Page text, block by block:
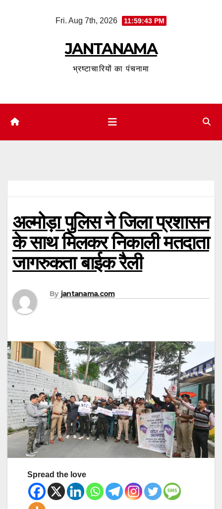
Fri. Aug 7th, 2026 11:59:43 PM
JANTANAMA
भ्रष्टाचारियों का पंचनामा
अल्मोड़ा पुलिस ने जिला प्रशासन
के साथ मिलकर निकाली मतदाता
जागरुकता बाईक रैली
By jantanama.com
Spread the love